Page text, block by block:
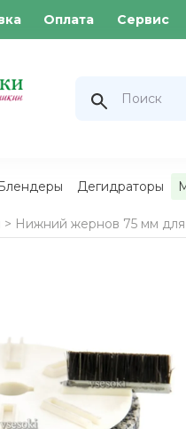
Оплата Сервис
Дегидраторы
> Нижний жернов 75 мм для